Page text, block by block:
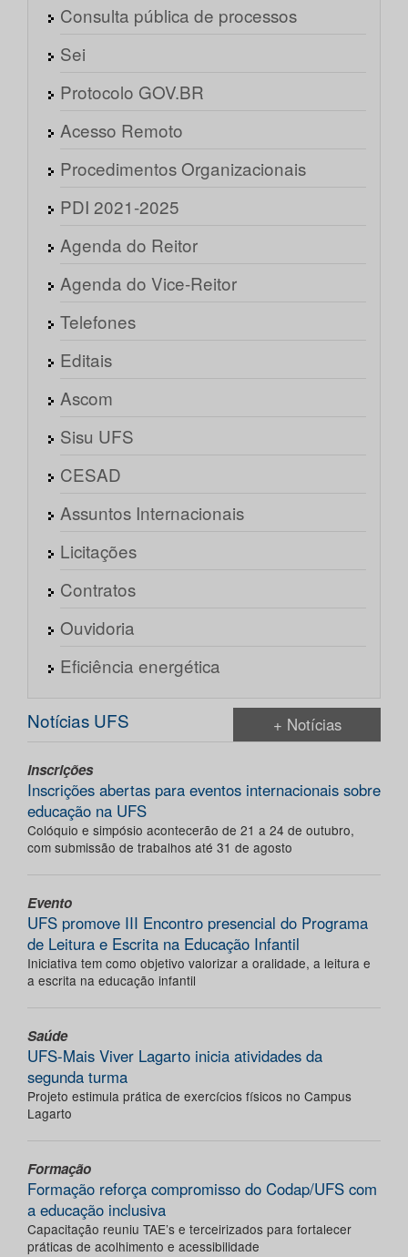
Consulta pública de processos
Sei
Protocolo GOV.BR
Acesso Remoto
Procedimentos Organizacionais
PDI 2021-2025
Agenda do Reitor
Agenda do Vice-Reitor
Telefones
Editais
Ascom
Sisu UFS
CESAD
Assuntos Internacionais
Licitações
Contratos
Ouvidoria
Eficiência energética
Notícias UFS + Notícias
Inscrições
Inscrições abertas para eventos internacionais sobre
educação na UFS
Colóquio e simpósio acontecerão de 21 a 24 de outubro,
com submissão de trabalhos até 31 de agosto
Evento
UFS promove III Encontro presencial do Programa
de Leitura e Escrita na Educação Infantil
Iniciativa tem como objetivo valorizar a oralidade, a leitura e
a escrita na educação infantil
Saúde
UFS-Mais Viver Lagarto inicia atividades da
segunda turma
Projeto estimula prática de exercícios físicos no Campus
Lagarto
Formação
Formação reforça compromisso do Codap/UFS com
a educação inclusiva
Capacitação reuniu TAE’s e terceirizados para fortalecer
práticas de acolhimento e acessibilidade